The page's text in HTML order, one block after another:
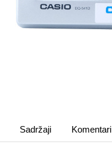
Sadržaji Komentari